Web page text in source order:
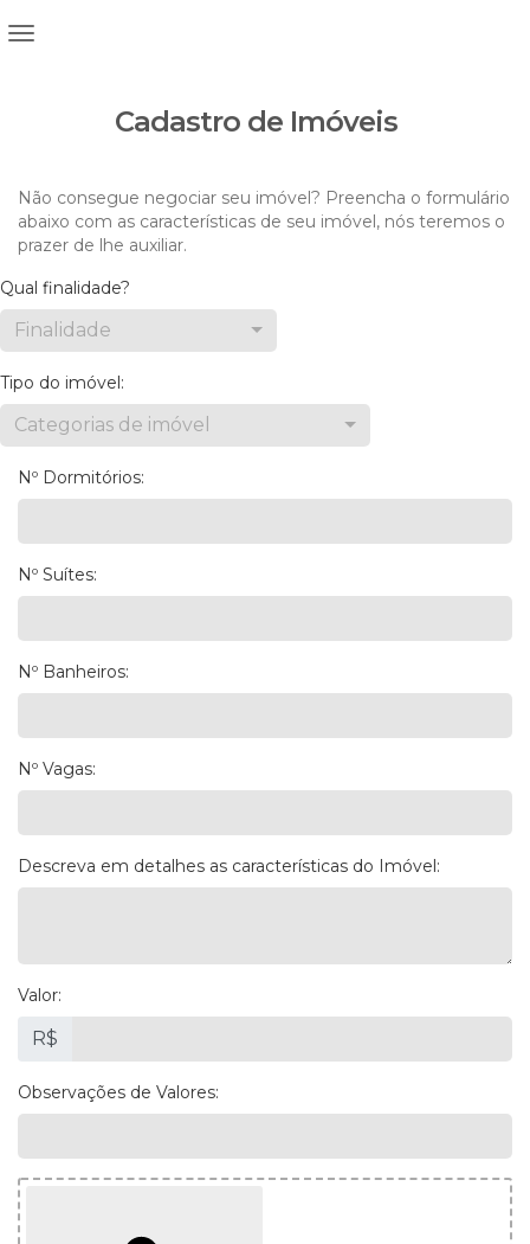
Cadastro de Imóveis
Não consegue negociar seu imóvel? Preencha o formulário
abaixo com as características de seu imóvel, nós teremos o
prazer de lhe auxiliar.
Qual finalidade?
Finalidade
Tipo do imóvel:
Categorias de imóvel
Nº Dormitórios:
Nº Suítes:
Nº Banheiros:
Nº Vagas:
Descreva em detalhes as características do Imóvel:
Valor:
R$
Observações de Valores: